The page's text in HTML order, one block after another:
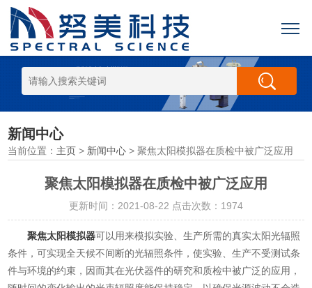
新闻中心
当前位置： 主页 > 新闻中心 > 聚焦太阳模拟器在质检中被广泛应用
聚焦太阳模拟器在质检中被广泛应用
更新时间：2021-08-22 点击次数：1974
聚焦太阳模拟器可以用来模拟实验、生产所需的真实太阳光辐照
条件，可实现全天候不间断的光辐照条件，使实验、生产不受测试条
件与环境的约束，因而其在光伏器件的研究和质检中被广泛的应用，